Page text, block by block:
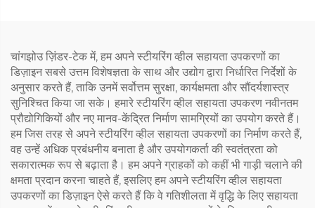
चांगझोउ ज़िंडर-टेक में, हम अपने स्टीयरिंग व्हील सहायता उपकरणों का
डिज़ाइन सबसे उत्तम विशेषज्ञता के साथ और उद्योग द्वारा निर्धारित निर्देशों के
अनुसार करते हैं, ताकि उनमें सर्वोत्तम सुरक्षा, कार्यक्षमता और सौंदर्यशास्त्र
सुनिश्चित किया जा सके। हमारे स्टीयरिंग व्हील सहायता उपकरण नवीनतम
प्रौद्योगिकियों और नए मानव-केंद्रित निर्माण सामग्रियों का उपयोग करते हैं।
हम जिस तरह से अपने स्टीयरिंग व्हील सहायता उपकरणों का निर्माण करते हैं,
वह उन्हें अधिक प्रबंधनीय बनाता है और उपयोगकर्ता की स्वतंत्रता को
सकारात्मक रूप से बढ़ाता है। हम अपने ग्राहकों को कहीं भी गाड़ी चलाने की
क्षमता प्रदान करना चाहते हैं, इसलिए हम अपने स्टीयरिंग व्हील सहायता
उपकरणों का डिज़ाइन ऐसे करते हैं कि वे गतिशीलता में वृद्धि के लिए सहायता